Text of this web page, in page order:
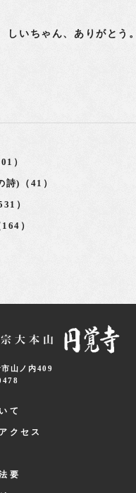
しいちゃん、ありがとう。
）
)（41）
）
）
市山ノ内409
て
クセス
要